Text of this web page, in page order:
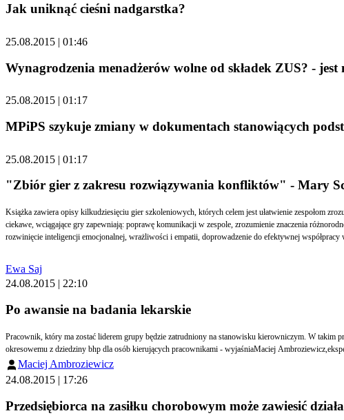
Jak uniknąć cieśni nadgarstka?
25.08.2015 | 01:46
Wynagrodzenia menadżerów wolne od składek ZUS? - jest
25.08.2015 | 01:17
MPiPS szykuje zmiany w dokumentach stanowiących
25.08.2015 | 01:17
"Zbiór gier z zakresu rozwiązywania konfliktów" - Mary
Książka zawiera opisy kilkudziesięciu gier szkoleniowych, których celem jest ułatwienie zespołom
ciekawe, wciągające gry zapewniają: poprawę komunikacji w zespole, zrozumienie znaczenia
rozwinięcie inteligencji emocjonalnej, wrażliwości i empatii, doprowadzenie do efektywnej
Ewa Saj
24.08.2015 | 22:10
Po awansie na badania lekarskie
Pracownik, który ma zostać liderem grupy będzie zatrudniony na stanowisku kierowniczym. W takim przypadku pracownik ten powinien zostać skierowany na wstępne badania lekarskie oraz w okresie do 6 miesięcy od daty objęcia nowej funkcji zostać poddany szkoleniu
okresowemu z dziedziny bhp dla osób kierujących pracownikami -
Maciej Ambroziewicz
24.08.2015 | 17:26
Przedsiębiorca na zasiłku chorobowym może zawiesić